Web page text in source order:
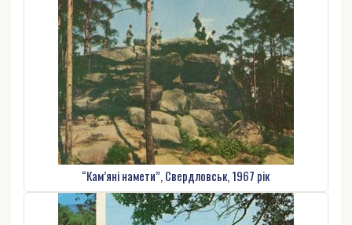
“Кам’яні намети”, Свердловськ, 1967 рік